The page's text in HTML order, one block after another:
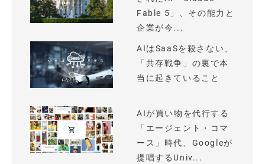
Fable 5」、その能力と
企業が今...
AIはSaaSを殺さない、
「共存戦争」の裏で本
当に起きていること
AIが買い物を代行する
「エージェント・コマ
ース」時代、Googleが
提唱するUniv...